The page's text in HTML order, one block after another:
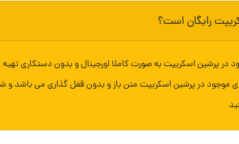
رایگان است؟
در پرشین اسکریپت به صورت کاملا اورجینال و بدون دستکاری
موجود در پرشین اسکریپت متن باز و بدون قفل گذاری می باشد و